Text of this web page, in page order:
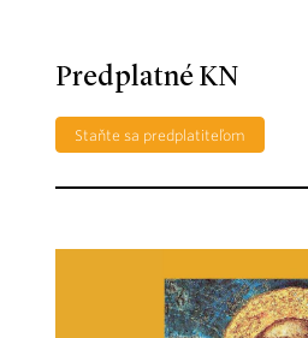
Predplatné KN
Staňte sa predplatiteľom